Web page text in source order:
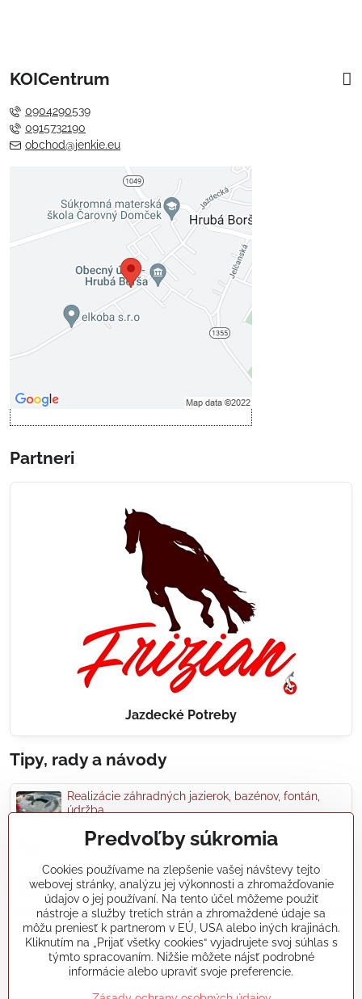
KOICentrum
0904290539
0915732190
obchod@jenkie.eu
Externý obsah je blokovaný
Voľbami súkromia
Prajete si načítať externý obsah?
Povoliť tentokrát
Povoliť a zapamätať - súhlas s
Partneri
Jazdecké Potreby
Tipy, rady a návody
Realizácie záhradných jazierok, bazénov, fontán,
údržba...
Články a blogy
Rady a návody
koikapre/?ref=hl
Predvoľby súkromia
Cookies používame na zlepšenie vašej návštevy tejto
webovej stránky, analýzu jej výkonnosti a zhromažďovanie
údajov o jej používaní. Na tento účel môžeme použiť
nástroje a služby tretích strán a zhromaždené údaje sa
môžu preniesť k partnerom v EÚ, USA alebo iných krajinách.
Kliknutím na „Prijať všetky cookies“ vyjadrujete svoj súhlas s
týmto spracovaním. Nižšie môžete nájsť podrobné
informácie alebo upraviť svoje preferencie.